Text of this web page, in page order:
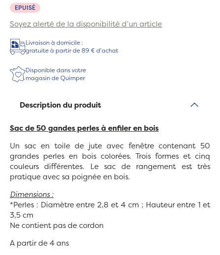
EPUISÉ
Soyez alerté de la disponibilité d’un article
Livraison à domicile :
gratuite à partir de 89 € d'achat
Disponible dans votre
magasin de Quimper
Description du produit
Sac de 50 gandes perles à enfiler en bois
Un sac en toile de jute avec fenêtre contenant 50
grandes perles en bois colorées. Trois formes et cinq
couleurs différentes. Le sac de rangement est très
pratique avec sa poignée en bois.
Dimensions :
*Perles : Diamètre entre 2,8 et 4 cm ; Hauteur entre 1 et
3,5 cm
Ne contient pas de cordon
A partir de 4 ans